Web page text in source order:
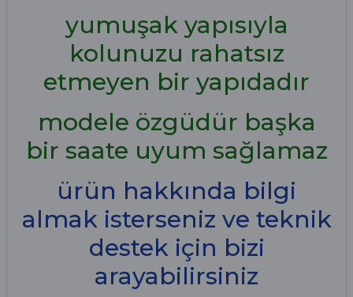
yumuşak yapısıyla
kolunuzu rahatsız
etmeyen bir yapıdadır
modele özgüdür başka
bir saate uyum sağlamaz
ürün hakkında bilgi
almak isterseniz ve teknik
destek için bizi
arayabilirsiniz